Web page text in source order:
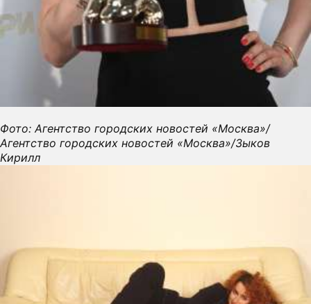
Фото: Агентство городских новостей «Москва»/
Агентство городских новостей «Москва»/Зыков
Кирилл